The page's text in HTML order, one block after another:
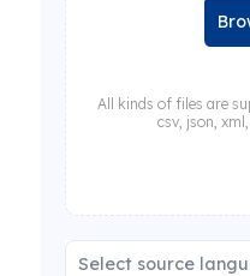
All kinds of files are
csv, json,
Select source